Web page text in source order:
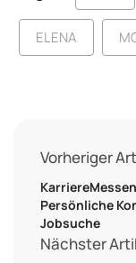
ELENA
Vorheriger
Persönliche
Jobsuche
Nächster